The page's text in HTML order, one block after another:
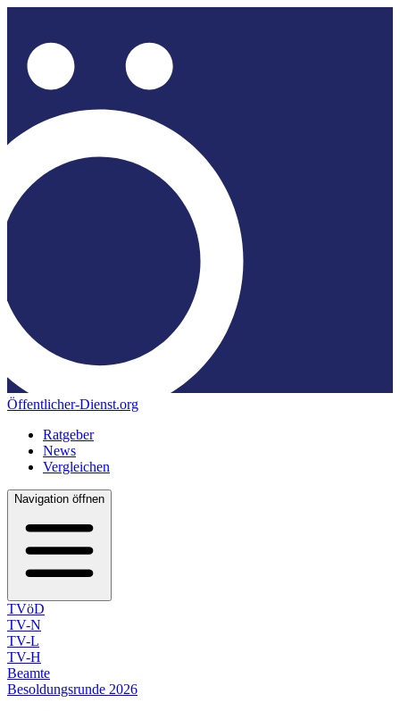
Öffentlicher-Dienst.org
Ratgeber
News
Vergleichen
Navigation öffnen
TVöD
TV-N
TV-L
TV-H
Beamte
Besoldungsrunde 2026